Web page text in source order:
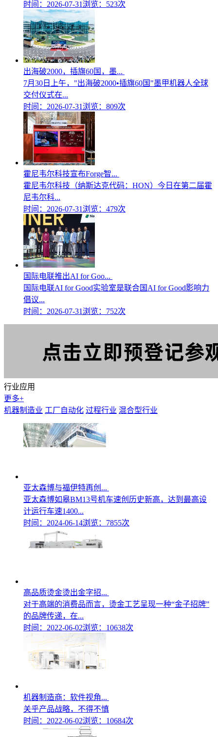
时间：2026-07-31 浏览：523次
出海破2000，插旗60国，墨...
7月30日上午，"出海破2000•插旗60国"墨甲机器人全球
交付仪式在...
时间：2026-07-31 浏览：809次
霍尼韦尔科技宣布Forge智...
霍尼韦尔科技（纳斯达克代码：HON）今日在第二届霍
尼韦尔科...
时间：2026-07-31 浏览：479次
国际电联推出AI for Goo...
国际电联AI for Good实验室是联合国AI for Good影响力
倡议...
时间：2026-07-31 浏览：752次
行业应用
更多+
机器制造业 工厂自动化 过程行业 混合型行业
亚太森博与福伊特再创...
亚太森博如皋BM13号机车速创历史新高，达到最高设
计运行车速1400...
时间：2024-06-14浏览：7855次
高品质烫金烫出金字招...
对于高端的消费品而言，烫金工艺呈现一种“金子招牌”
的品牌传递，在...
时间：2022-06-02浏览：10638次
机器制造商：软件视角...
关乎产品战略，不得不慎
时间：2022-06-02浏览：10684次